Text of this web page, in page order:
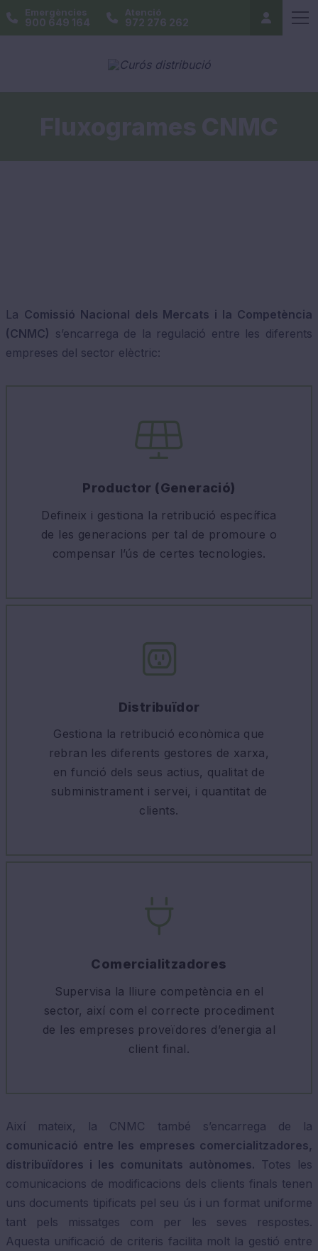
Emergències
900 649 164
Atenció
972 276 262
La Comissió Nacional dels Mercats i la Competència
(CNMC) s’encarrega de la regulació entre les diferents
empreses del sector elèctric:
Productor (Generació)
Defineix i gestiona la retribució específica
de les generacions per tal de promoure o
compensar l’ús de certes tecnologies.
Distribuïdor
Gestiona la retribució econòmica que
rebran les diferents gestores de xarxa,
en funció dels seus actius, qualitat de
subministrament i servei, i quantitat de
clients.
Comercialitzadores
Supervisa la lliure competència en el
sector, així com el correcte procediment
de les empreses proveïdores d’energia al
client final.
Així mateix, la CNMC també s’encarrega de la
comunicació entre les empreses comercialitzadores,
distribuïdores i les comunitats autònomes. Totes les
comunicacions de modificacions dels clients finals tenen
uns documents tipificats pel seu ús i un format uniforme
tant pels missatges com per les seves respostes.
Aquesta unificació de criteris facilita molt la gestió entre